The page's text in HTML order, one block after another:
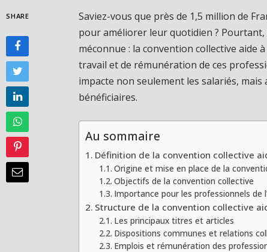
SHARE
Saviez-vous que près de 1,5 million de
pour améliorer leur quotidien ?
méconnue : la convention collective aide
travail et de rémunération de ces
impacte non seulement les salariés,
bénéficiaires.
Au sommaire
Définition de la convention collective
Origine et mise en place de la
Objectifs de la convention collective
Importance pour les professionnels de
Structure de la convention collective
Les principaux titres et articles
Dispositions communes et relations
Emplois et rémunération des